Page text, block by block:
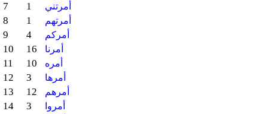
7 1 أمرتني
8 1 أمرتهم
9 4 أمركم
10 16 أمرنا
11 10 أمره
12 3 أمرها
13 12 أمرهم
14 3 أمروا